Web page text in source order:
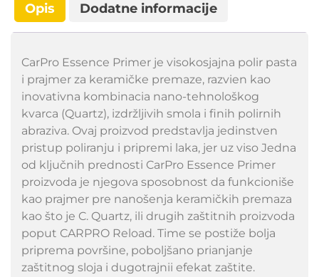
Opis Dodatne informacije
CarPro Essence Primer je visokosjajna polir pasta
i prajmer za keramičke premaze, razvien kao
inovativna kombinacia nano-tehnološkog
kvarca (Quartz), izdržljivih smola i finih polirnih
abraziva. Ovaj proizvod predstavlja jedinstven
pristup poliranju i pripremi laka, jer uz viso Jedna
od ključnih prednosti CarPro Essence Primer
proizvoda je njegova sposobnost da funkcioniše
kao prajmer pre nanošenja keramičkih premaza
kao što je C. Quartz, ili drugih zaštitnih proizvoda
poput CARPRO Reload. Time se postiže bolja
priprema površine, poboljšano prianjanje
zaštitnog sloja i dugotrajnii efekat zaštite.